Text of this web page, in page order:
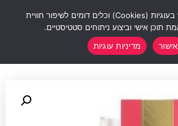
באתר נעשה שימוש בעוגיות (Cookies) וכלים דומים לשיפור חוויית
תוכן אישי וביצוע ניתוחים סטטיסטיים.
אישור
מדיניות עוגיות